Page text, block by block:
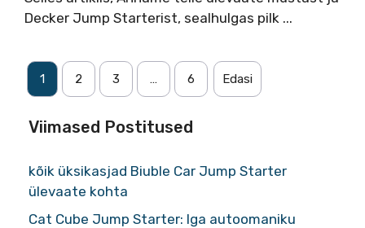
Decker Jump Starterist, sealhulgas pilk ...
1 2 3 … 6 Edasi
Viimased Postitused
kõik üksikasjad Biuble Car Jump Starter
ülevaate kohta
Cat Cube Jump Starter: Iga autoomaniku